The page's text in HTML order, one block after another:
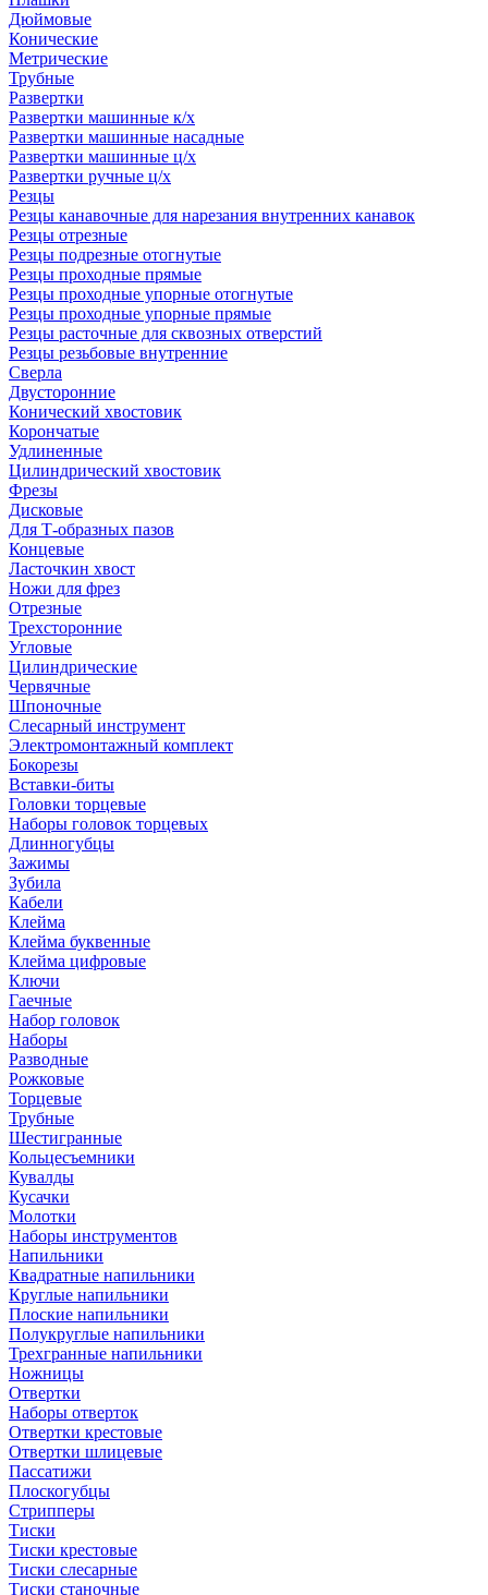
Дюймовые
Конические
Метрические
Трубные
Развертки
Развертки машинные к/х
Развертки машинные насадные
Развертки машинные ц/х
Развертки ручные ц/х
Резцы
Резцы канавочные для нарезания внутренних канавок
Резцы отрезные
Резцы подрезные отогнутые
Резцы проходные прямые
Резцы проходные упорные отогнутые
Резцы проходные упорные прямые
Резцы расточные для сквозных отверстий
Резцы резьбовые внутренние
Сверла
Двусторонние
Конический хвостовик
Корончатые
Удлиненные
Цилиндрический хвостовик
Фрезы
Дисковые
Для Т-образных пазов
Концевые
Ласточкин хвост
Ножи для фрез
Отрезные
Трехсторонние
Угловые
Цилиндрические
Червячные
Шпоночные
Слесарный инструмент
Электромонтажный комплект
Бокорезы
Вставки-биты
Головки торцевые
Наборы головок торцевых
Длинногубцы
Зажимы
Зубила
Кабели
Клейма
Клейма буквенные
Клейма цифровые
Ключи
Гаечные
Набор головок
Наборы
Разводные
Рожковые
Торцевые
Трубные
Шестигранные
Кольцесъемники
Кувалды
Кусачки
Молотки
Наборы инструментов
Напильники
Квадратные напильники
Круглые напильники
Плоские напильники
Полукруглые напильники
Трехгранные напильники
Ножницы
Отвертки
Наборы отверток
Отвертки крестовые
Отвертки шлицевые
Пассатижи
Плоскогубцы
Стрипперы
Тиски
Тиски крестовые
Тиски слесарные
Тиски станочные